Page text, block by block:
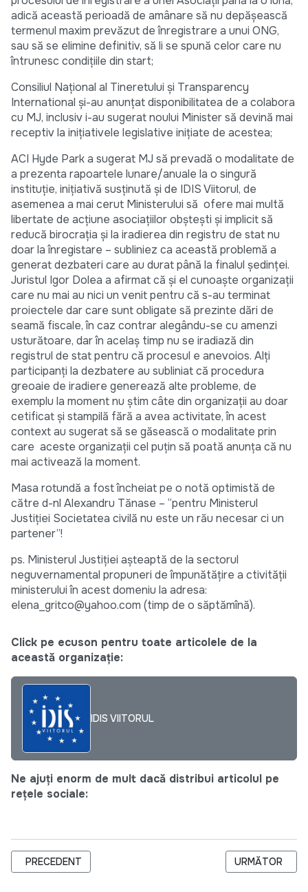
adică această perioadă de amânare să nu depăşească
termenul maxim prevăzut de înregistrare a unui ONG,
sau să se elimine definitiv, să li se spună celor care nu
întrunesc condiţiile din start;
Consiliul Naţional al Tineretului şi Transparency
International şi-au anunţat disponibilitatea de a colabora
cu MJ, inclusiv i-au sugerat noului Minister să devină mai
receptiv la iniţiativele legislative iniţiate de acestea;
ACI Hyde Park a sugerat MJ să prevadă o modalitate de
a prezenta rapoartele lunare/anuale la o singură
instituţie, iniţiativă susţinută şi de IDIS Viitorul, de
asemenea a mai cerut Ministerului să ofere mai multă
libertate de acţiune asociaţiilor obşteşti şi implicit să
reducă birocraţia şi la iradierea din registru de stat nu
doar la înregistare – subliniez ca această problemă a
generat dezbateri care au durat până la finalul şedinţei.
Juristul Igor Dolea a afirmat că şi el cunoaşte organizaţii
care nu mai au nici un venit pentru că s-au terminat
proiectele dar care sunt obligate să prezinte dări de
seamă fiscale, în caz contrar alegându-se cu amenzi
usturătoare, dar în acelaş timp nu se iradiază din
registrul de stat pentru că procesul e anevoios. Alţi
participanţi la dezbatere au subliniat că procedura
greoaie de iradiere generează alte probleme, de
exemplu la moment nu ştim câte din organizaţii au doar
cetificat şi stampilă fără a avea activitate, în acest
context au sugerat să se găsească o modalitate prin
care aceste organizaţii cel puţin să poată anunţa că nu
mai activează la moment.
Masa rotundă a fost încheiat pe o notă optimistă de
către d-nl Alexandru Tănase – “pentru Ministerul
Justiţiei Societatea civilă nu este un rău necesar ci un
partener”!
ps. Ministerul Justiţiei aşteaptă de la sectorul
neguvernamental propuneri de împunătăţire a ctivităţii
ministerului în acest domeniu la adresa:
elena_gritco@yahoo.com (timp de o săptămînă).
Click pe ecuson pentru toate articolele de la
această organizație:
IDIS VIITORUL
Ne ajuți enorm de mult dacă distribui articolul pe
rețele sociale:
ARTICOL PRECEDENT: BIOPROTECT UN EXEMPLU BUN DE
PRECEDENT ARTICOLUL
URMĂTOR